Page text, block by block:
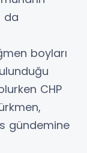
da
boyları
CHP
gündemine